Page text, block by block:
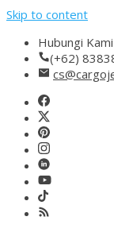
Skip to content
Hubungi Kami
(+62)